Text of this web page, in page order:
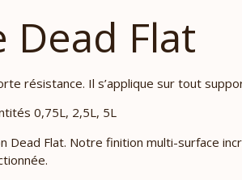
Dead Flat
résistance. Il s’applique sur tout
0,75L, 2,5L, 5L
Dead Flat. Notre finition multi-surface